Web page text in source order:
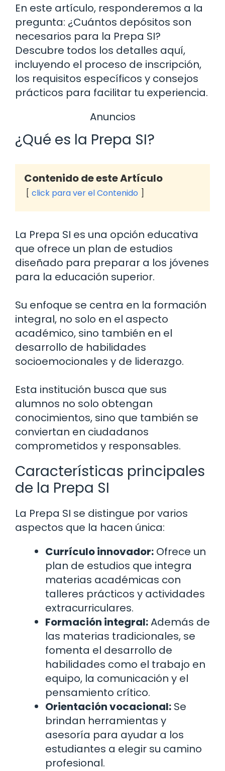
En este artículo, responderemos a la
pregunta: ¿Cuántos depósitos son
necesarios para la Prepa SI?
Descubre todos los detalles aquí,
incluyendo el proceso de inscripción,
los requisitos específicos y consejos
prácticos para facilitar tu experiencia.
Anuncios
¿Qué es la Prepa SI?
Contenido de este Artículo
click para ver el Contenido
La Prepa SI es una opción educativa
que ofrece un plan de estudios
diseñado para preparar a los jóvenes
para la educación superior.
Su enfoque se centra en la formación
integral, no solo en el aspecto
académico, sino también en el
desarrollo de habilidades
socioemocionales y de liderazgo.
Esta institución busca que sus
alumnos no solo obtengan
conocimientos, sino que también se
conviertan en ciudadanos
comprometidos y responsables.
Características principales
de la Prepa SI
La Prepa SI se distingue por varios
aspectos que la hacen única:
Currículo innovador: Ofrece un
plan de estudios que integra
materias académicas con
talleres prácticos y actividades
extracurriculares.
Formación integral:Además de
las materias tradicionales, se
fomenta el desarrollo de
habilidades como el trabajo en
equipo, la comunicación y el
pensamiento crítico.
Orientación vocacional: Se
brindan herramientas y
asesoría para ayudar a los
estudiantes a elegir su camino
profesional.